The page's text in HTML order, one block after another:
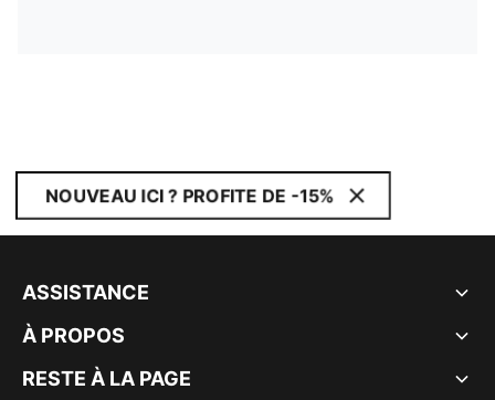
NOUVEAU ICI ? PROFITE DE -15%
ASSISTANCE
À PROPOS
RESTE À LA PAGE